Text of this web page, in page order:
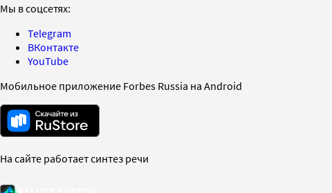
Мы в соцсетях:
Telegram
ВКонтакте
YouTube
Мобильное приложение Forbes Russia на Android
На сайте работает синтез речи